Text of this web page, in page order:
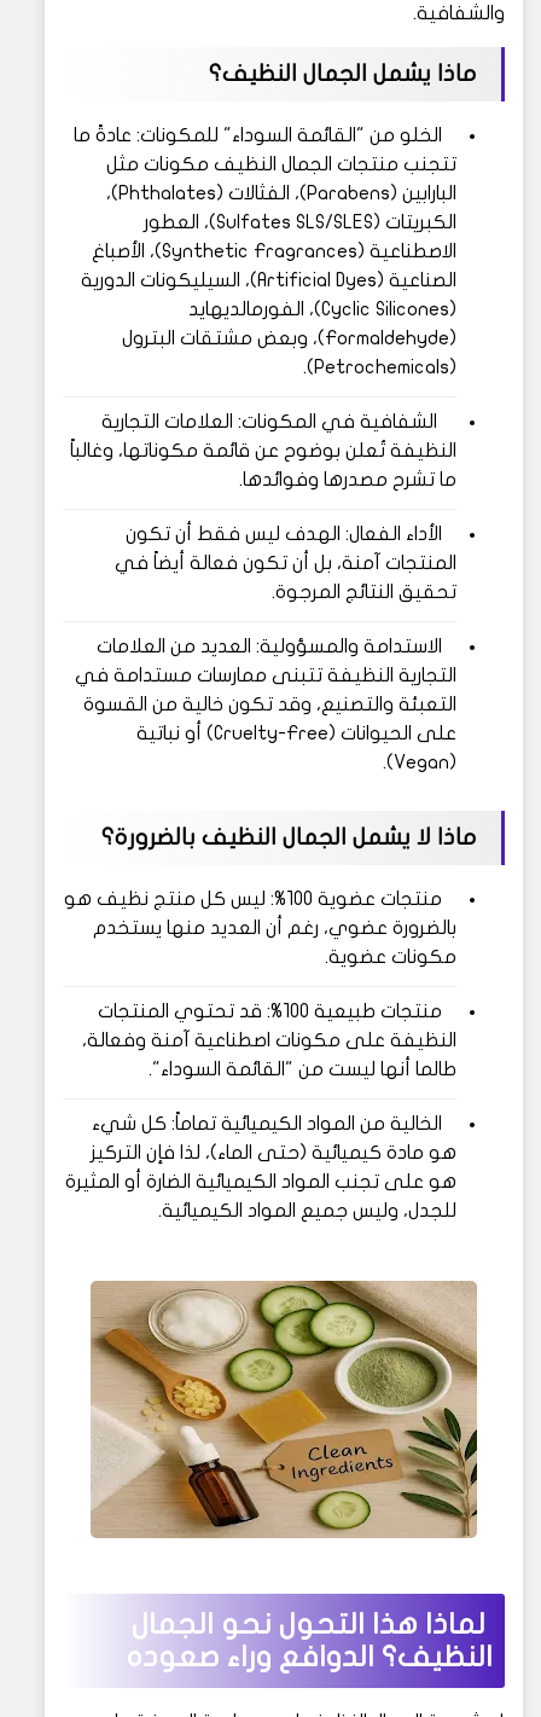
والشفافية.
ماذا يشمل الجمال النظيف؟
الخلو من "القائمة السوداء" للمكونات: عادةً ما
تتجنب منتجات الجمال النظيف مكونات مثل
البارابين (Parabens)، الفثالات (Phthalates)،
الكبريتات (Sulfates SLS/SLES)، العطور
الاصطناعية (Synthetic Fragrances)، الأصباغ
الصناعية (Artificial Dyes)، السيليكونات الدورية
(Cyclic Silicones)، الفورمالديهايد
(Formaldehyde)، وبعض مشتقات البترول
(Petrochemicals).
الشفافية في المكونات: العلامات التجارية
النظيفة تُعلن بوضوح عن قائمة مكوناتها، وغالباً
ما تشرح مصدرها وفوائدها.
الأداء الفعال: الهدف ليس فقط أن تكون
المنتجات آمنة، بل أن تكون فعالة أيضاً في
تحقيق النتائج المرجوة.
الاستدامة والمسؤولية: العديد من العلامات
التجارية النظيفة تتبنى ممارسات مستدامة في
التعبئة والتصنيع، وقد تكون خالية من القسوة
على الحيوانات (Cruelty-Free) أو نباتية
(Vegan).
ماذا لا يشمل الجمال النظيف بالضرورة؟
منتجات عضوية 100%: ليس كل منتج نظيف هو
بالضرورة عضوي، رغم أن العديد منها يستخدم
مكونات عضوية.
منتجات طبيعية 100%: قد تحتوي المنتجات
النظيفة على مكونات اصطناعية آمنة وفعالة،
طالما أنها ليست من "القائمة السوداء".
الخالية من المواد الكيميائية تماماً: كل شيء
هو مادة كيميائية (حتى الماء)، لذا فإن التركيز
هو على تجنب المواد الكيميائية الضارة أو المثيرة
للجدل، وليس جميع المواد الكيميائية.
لماذا هذا التحول نحو الجمال
النظيف؟ الدوافع وراء صعوده